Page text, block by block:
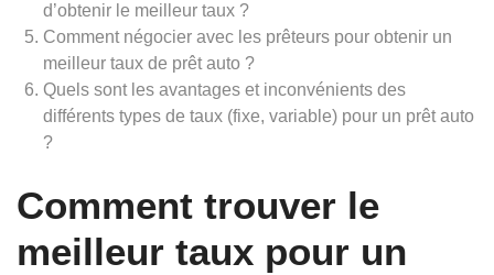
d’obtenir le meilleur taux ?
Comment négocier avec les prêteurs pour obtenir un
meilleur taux de prêt auto ?
Quels sont les avantages et inconvénients des
différents types de taux (fixe, variable) pour un prêt auto
?
Comment trouver le
meilleur taux pour un